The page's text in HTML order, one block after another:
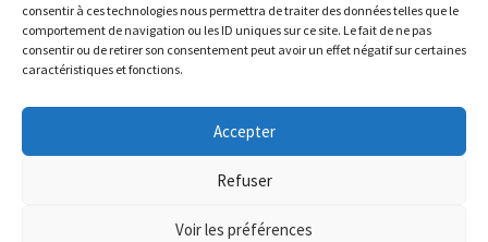
consentir à ces technologies nous permettra de traiter des données telles que le
comportement de navigation ou les ID uniques sur ce site. Le fait de ne pas
consentir ou de retirer son consentement peut avoir un effet négatif sur certaines
caractéristiques et fonctions.
Accepter
Refuser
Voir les préférences
06.78.64.89.32
Thème WordPress Astra